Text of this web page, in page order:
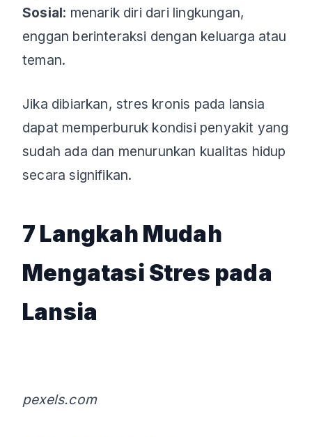
Sosial: menarik diri dari lingkungan,
enggan berinteraksi dengan keluarga atau
teman.
Jika dibiarkan, stres kronis pada lansia
dapat memperburuk kondisi penyakit yang
sudah ada dan menurunkan kualitas hidup
secara signifikan.
7 Langkah Mudah
Mengatasi Stres pada
Lansia
pexels.com